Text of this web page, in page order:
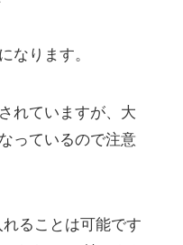
なります。
れていますが、大
っているので注意
ることは可能です